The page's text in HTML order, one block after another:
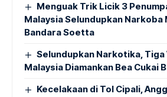
Menguak Trik Licik 3
Malaysia Selundupkan
Bandara Soetta
Selundupkan Narkotika, Tiga
Malaysia Diamankan Bea Cukai
Kecelakaan di Tol Cipali,